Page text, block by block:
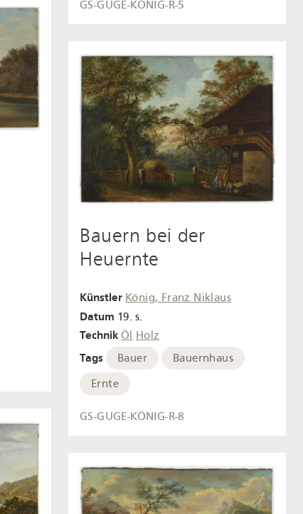
GS-GUGE-KÖNIG-R-5
Bauern bei der
Heuernte
Künstler König, Franz Niklaus
Datum 19. s.
Technik Öl Holz
Tags Bauer
Bauernhaus
Ernte
GS-GUGE-KÖNIG-R-8